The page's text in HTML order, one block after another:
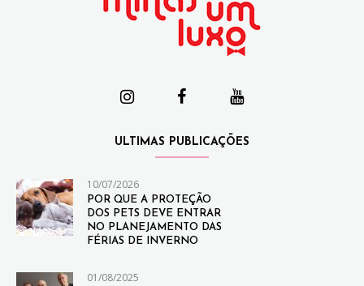
ULTIMAS PUBLICAÇÕES
10/07/2026
POR QUE A PROTEÇÃO
DOS PETS DEVE ENTRAR
NO PLANEJAMENTO DAS
FÉRIAS DE INVERNO
01/08/2025